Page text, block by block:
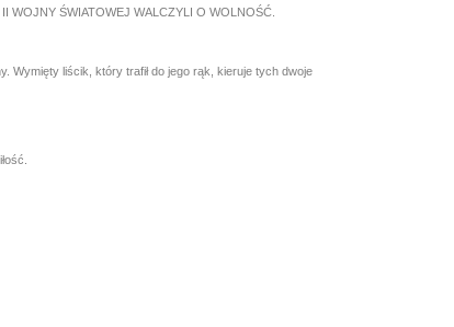
WOJNY ŚWIATOWEJ WALCZYLI O WOLNOŚĆ.
Wymięty liścik, który trafił do jego rąk, kieruje tych dwoje